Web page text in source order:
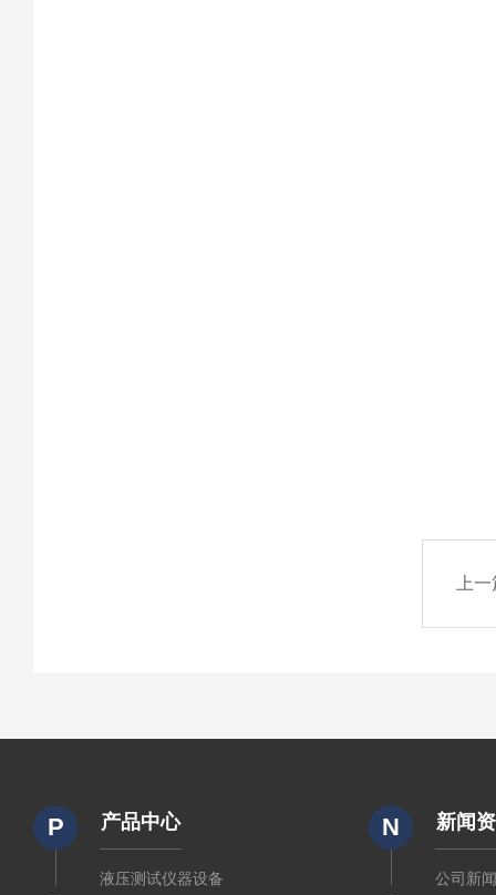
上
P 产品中心
液压测试仪器设备
N 新闻
公司新